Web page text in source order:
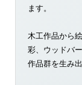
ます。
木工作品から
彩、ウッドバ
作品群を生み